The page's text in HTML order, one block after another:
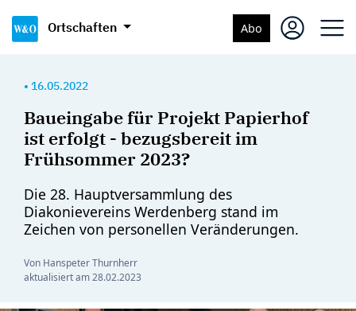
Ortschaften Abo
• 16.05.2022
Baueingabe für Projekt Papierhof
ist erfolgt - bezugsbereit im
Frühsommer 2023?
Die 28. Hauptversammlung des
Diakonievereins Werdenberg stand im
Zeichen von personellen Veränderungen.
Von Hanspeter Thurnherr
aktualisiert am28.02.2023